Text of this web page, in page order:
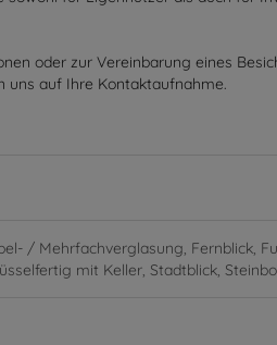
Verkehrsanbindung
sowohl für Eigennutzer als auch für